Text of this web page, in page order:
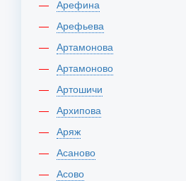
Арефина
Арефьева
Артамонова
Артамоново
Артошичи
Архипова
Аряж
Асаново
Асово